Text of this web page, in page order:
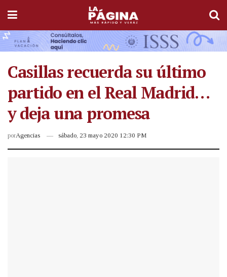
Casillas recuerda su último
partido en el Real Madrid…
y deja una promesa
porAgencias sábado, 23 mayo 2020 12:30 PM